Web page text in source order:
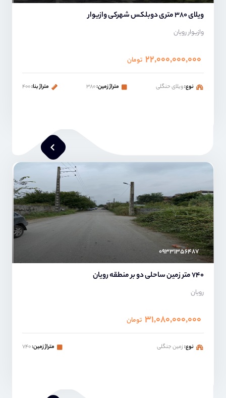
ویلای 380 متری دوبلکس شهرکی وازیوار
وازیوار رویان
۲۲,۰۰۰,۰۰۰,۰۰۰ تومان
نوع:ویلای حنگلی متراژ زمین:۳۸۰ متراژ بنا:۴۰۰
امیر خدابنده
۰۹۳۳۱۳۵۶۴۸۷
740 متر زمین ساحلی دو بر منطقه رویان
رویان
۳۱,۰۸۰,۰۰۰,۰۰۰ تومان
نوع:زمین جنگلی متراژ زمین:۷۴۰